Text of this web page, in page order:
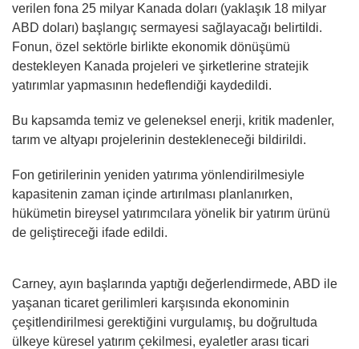
verilen fona 25 milyar Kanada doları (yaklaşık 18 milyar
ABD doları) başlangıç sermayesi sağlayacağı belirtildi.
Fonun, özel sektörle birlikte ekonomik dönüşümü
destekleyen Kanada projeleri ve şirketlerine stratejik
yatırımlar yapmasının hedeflendiği kaydedildi.
Bu kapsamda temiz ve geleneksel enerji, kritik madenler,
tarım ve altyapı projelerinin destekleneceği bildirildi.
Fon getirilerinin yeniden yatırıma yönlendirilmesiyle
kapasitenin zaman içinde artırılması planlanırken,
hükümetin bireysel yatırımcılara yönelik bir yatırım ürünü
de geliştireceği ifade edildi.
Carney, ayın başlarında yaptığı değerlendirmede, ABD ile
yaşanan ticaret gerilimleri karşısında ekonominin
çeşitlendirilmesi gerektiğini vurgulamış, bu doğrultuda
ülkeye küresel yatırım çekilmesi, eyaletler arası ticari